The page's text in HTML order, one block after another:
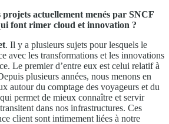
projets actuellement menés par SNCF
font rimer cloud et innovation ?
. Il y a plusieurs sujets pour lesquels le
avec les transformations et les innovations
Le premier d’entre eux est celui relatif à
plusieurs années, nous menons en
autour du comptage des voyageurs et du
permet de mieux connaître et servir
dans nos infrastructures. Ces
client sont intimement liées à notre